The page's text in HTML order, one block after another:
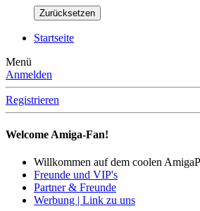
Zurücksetzen
Startseite
Menü
Anmelden
Registrieren
Welcome Amiga-Fan!
Willkommen auf dem coolen
Freunde und VIP's
Partner & Freunde
Werbung | Link zu uns